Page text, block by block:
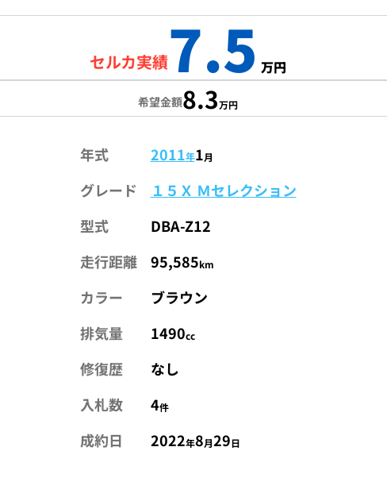
セルカ実績7.5 万円
希望金額8.3万円
年式 2011年1月
グレード
１５Ｘ Ｍセレクション
型式
DBA-Z12
走行距離
95,585km
カラー
ブラウン
排気量
1490cc
修復歴
なし
入札数
4件
成約日 2022年8月29日